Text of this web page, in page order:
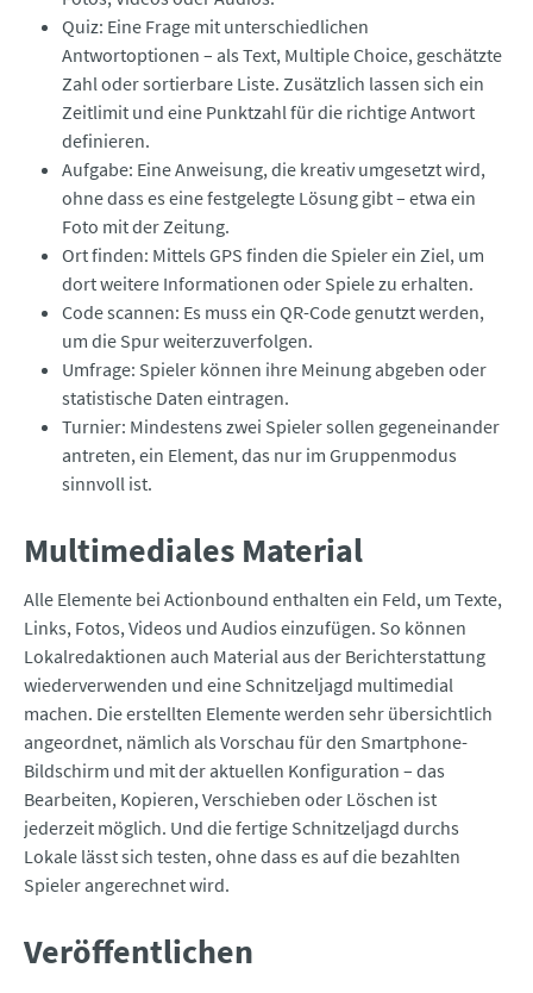
Quiz: Eine Frage mit unterschiedlichen
Antwortoptionen – als Text, Multiple Choice, geschätzte
Zahl oder sortierbare Liste. Zusätzlich lassen sich ein
Zeitlimit und eine Punktzahl für die richtige Antwort
definieren.
Aufgabe: Eine Anweisung, die kreativ umgesetzt wird,
ohne dass es eine festgelegte Lösung gibt – etwa ein
Foto mit der Zeitung.
Ort finden: Mittels GPS finden die Spieler ein Ziel, um
dort weitere Informationen oder Spiele zu erhalten.
Code scannen: Es muss ein QR-Code genutzt werden,
um die Spur weiterzuverfolgen.
Umfrage: Spieler können ihre Meinung abgeben oder
statistische Daten eintragen.
Turnier: Mindestens zwei Spieler sollen gegeneinander
antreten, ein Element, das nur im Gruppenmodus
sinnvoll ist.
Multimediales Material
Alle Elemente bei Actionbound enthalten ein Feld, um Texte,
Links, Fotos, Videos und Audios einzufügen. So können
Lokalredaktionen auch Material aus der Berichterstattung
wiederverwenden und eine Schnitzeljagd multimedial
machen. Die erstellten Elemente werden sehr übersichtlich
angeordnet, nämlich als Vorschau für den Smartphone-
Bildschirm und mit der aktuellen Konfiguration – das
Bearbeiten, Kopieren, Verschieben oder Löschen ist
jederzeit möglich. Und die fertige Schnitzeljagd durchs
Lokale lässt sich testen, ohne dass es auf die bezahlten
Spieler angerechnet wird.
Veröffentlichen